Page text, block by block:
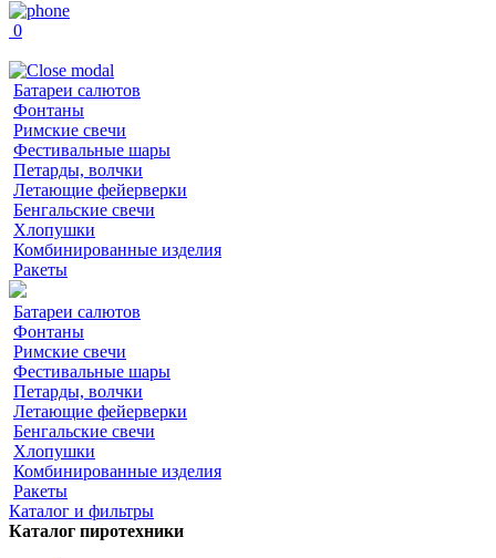
0
Батареи салютов
Фонтаны
Римские свечи
Фестивальные шары
Петарды, волчки
Летающие фейерверки
Бенгальские свечи
Хлопушки
Комбинированные изделия
Ракеты
Батареи салютов
Фонтаны
Римские свечи
Фестивальные шары
Петарды, волчки
Летающие фейерверки
Бенгальские свечи
Хлопушки
Комбинированные изделия
Ракеты
Каталог и фильтры
Каталог пиротехники